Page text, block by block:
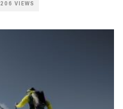
206 VIEWS